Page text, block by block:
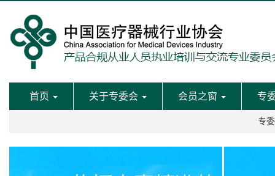
首页 关于专委会 会员之窗 专
专